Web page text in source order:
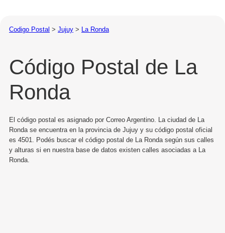
Codigo Postal > Jujuy > La Ronda
Código Postal de La
Ronda
El código postal es asignado por Correo Argentino. La ciudad de La
Ronda se encuentra en la provincia de Jujuy y su código postal oficial
es 4501. Podés buscar el código postal de La Ronda según sus calles
y alturas si en nuestra base de datos existen calles asociadas a La
Ronda.